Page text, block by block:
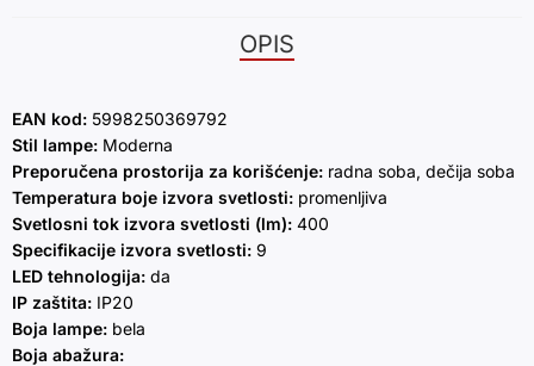
OPIS
EAN kod: 5998250369792
Stil lampe: Moderna
Preporučena prostorija za korišćenje: radna soba, dečija soba
Temperatura boje izvora svetlosti: promenljiva
Svetlosni tok izvora svetlosti (lm): 400
Specifikacije izvora svetlosti: 9
LED tehnologija: da
IP zaštita: IP20
Boja lampe: bela
Boja abažura: